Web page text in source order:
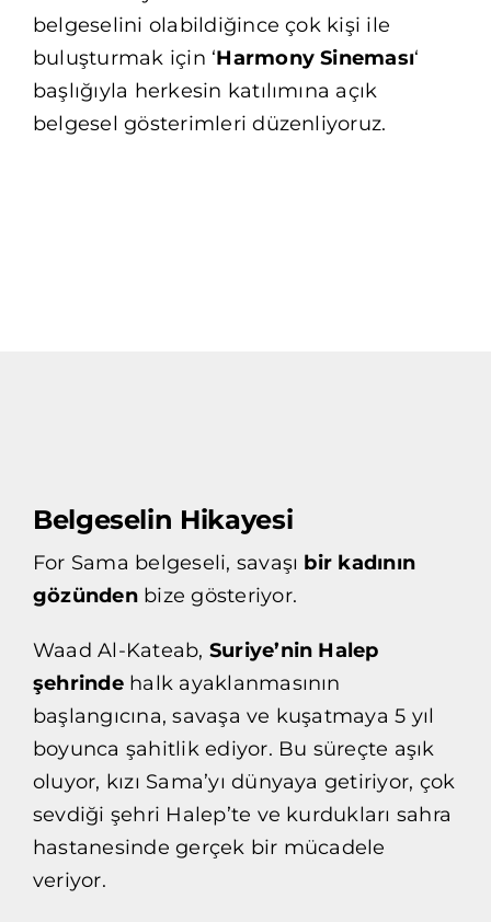
belgeselini olabildiğince çok kişi ile
buluşturmak için ‘Harmony Sineması‘
başlığıyla herkesin katılımına açık
belgesel gösterimleri düzenliyoruz.
Belgeselin Hikayesi
For Sama belgeseli, savaşı bir kadının
gözündenbize gösteriyor.
Waad Al-Kateab, Suriye’nin Halep
şehrindehalk ayaklanmasının
başlangıcına, savaşa ve kuşatmaya 5 yıl
boyunca şahitlik ediyor. Bu süreçte aşık
oluyor, kızı Sama’yı dünyaya getiriyor, çok
sevdiği şehri Halep’te ve kurdukları sahra
hastanesinde gerçek bir mücadele
veriyor.